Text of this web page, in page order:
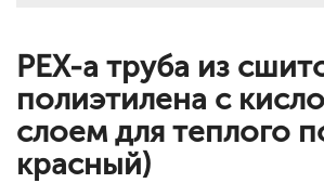
PEX-a труба из
полиэтилена с
слоем для теплого
красный)